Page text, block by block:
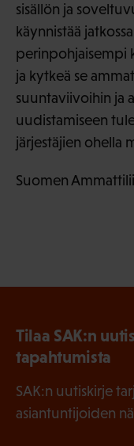
sisällön ja
käynnistää
perinpohjaisempi
ja kytkeä se
suuntaviivoihin ja
uudistamiseen
järjestäjien ohella
Suomen
Tilaa SAK:n
tapahtumista
SAK:n uutiskirje
asiantuntijoiden